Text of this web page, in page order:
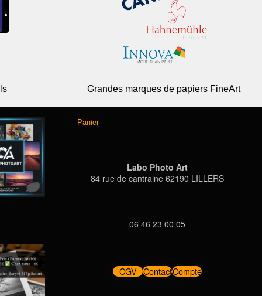
Grandes marques de papiers FineArt
Panier
Labo Photo Art
84 rue de cantraine 62190 LILLERS
06 46 23 00 05
CGV ContactCompte